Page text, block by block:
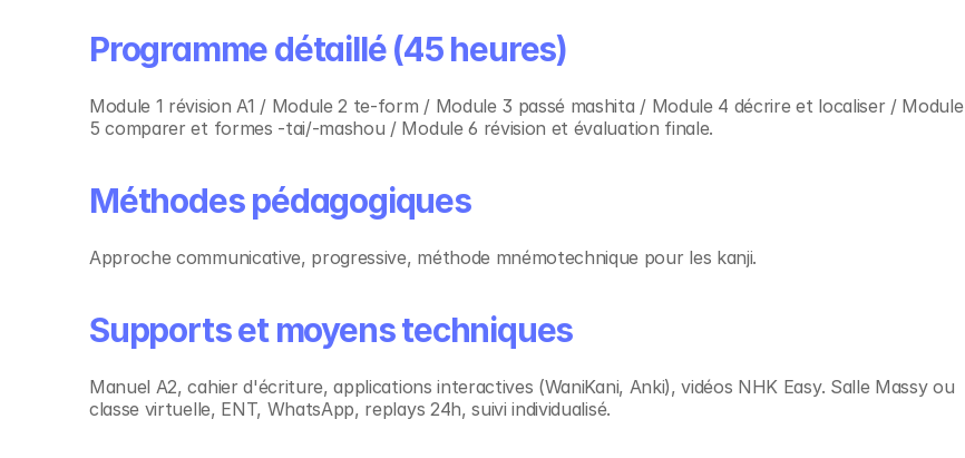
Programme détaillé (45 heures)
Module 1 révision A1 / Module 2 te-form / Module 3 passé mashita / Module 4 décrire et localiser / Module
5 comparer et formes -tai/-mashou / Module 6 révision et évaluation finale.
Méthodes pédagogiques
Approche communicative, progressive, méthode mnémotechnique pour les kanji.
Supports et moyens techniques
Manuel A2, cahier d'écriture, applications interactives (WaniKani, Anki), vidéos NHK Easy. Salle Massy ou
classe virtuelle, ENT, WhatsApp, replays 24h, suivi individualisé.